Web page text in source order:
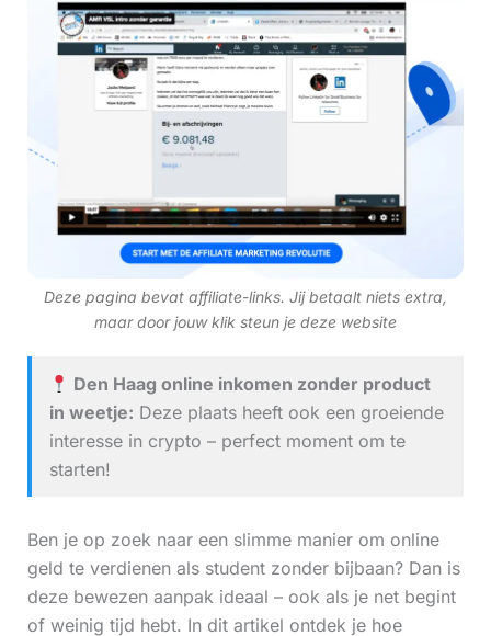
Deze pagina bevat affiliate-links. Jij betaalt niets extra,
maar door jouw klik steun je deze website
Den Haag online inkomen zonder product
in weetje: Deze plaats heeft ook een groeiende
interesse in crypto – perfect moment om te
starten!
Ben je op zoek naar een slimme manier om online
geld te verdienen als student zonder bijbaan? Dan is
deze bewezen aanpak ideaal – ook als je net begint
of weinig tijd hebt. In dit artikel ontdek je hoe